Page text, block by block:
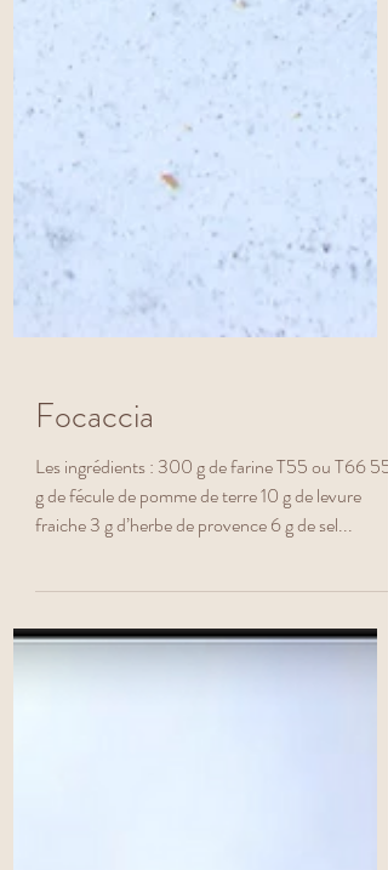
Focaccia
g de fécule de pomme de terre 10 g de levure
fraiche 3 g d’herbe de provence 6 g de sel...